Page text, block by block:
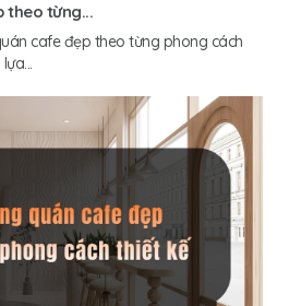
theo từng...
cafe đẹp theo từng phong cách